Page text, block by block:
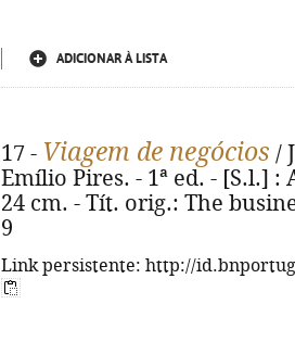
ADICIONAR À LISTA
17 - Viagem de negócios /
Emílio Pires. - 1ª ed. - [S.l.] :
24 cm. - Tít. orig.: The
9
Link persistente: http://